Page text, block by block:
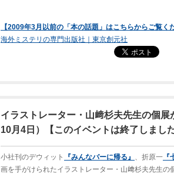
【2009年3月以前の「本の話題」はこちらからご覧く
海外ミステリの専門出版社｜東京創元社
イラストレーター・山﨑杉夫先生の個
10月4日）【このイベントは終了しました
小社刊のデウィット 『みんなバーに帰る』 、折原一 『
画を手がけられたイラストレーター・山﨑杉夫先生の